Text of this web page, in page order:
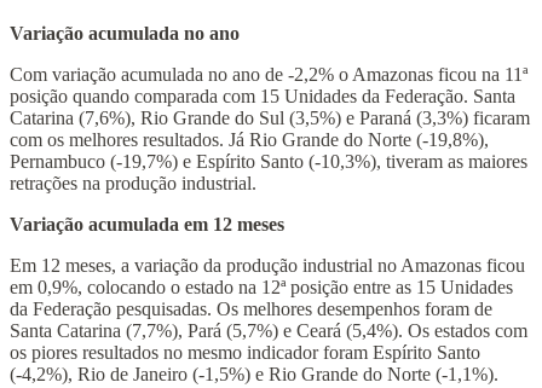
Variação acumulada no ano
Com variação acumulada no ano de -2,2% o Amazonas ficou na 11ª
posição quando comparada com 15 Unidades da Federação. Santa
Catarina (7,6%), Rio Grande do Sul (3,5%) e Paraná (3,3%) ficaram
com os melhores resultados. Já Rio Grande do Norte (-19,8%),
Pernambuco (-19,7%) e Espírito Santo (-10,3%), tiveram as maiores
retrações na produção industrial.
Variação acumulada em 12 meses
Em 12 meses, a variação da produção industrial no Amazonas ficou
em 0,9%, colocando o estado na 12ª posição entre as 15 Unidades
da Federação pesquisadas. Os melhores desempenhos foram de
Santa Catarina (7,7%), Pará (5,7%) e Ceará (5,4%). Os estados com
os piores resultados no mesmo indicador foram Espírito Santo
(-4,2%), Rio de Janeiro (-1,5%) e Rio Grande do Norte (-1,1%).